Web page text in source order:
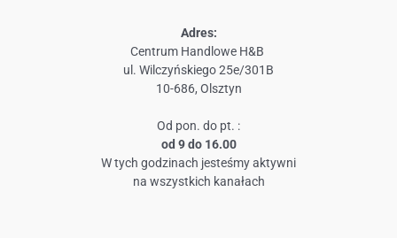
Adres:
Centrum Handlowe H&B
ul. Wilczyńskiego 25e/301B
10-686, Olsztyn
Od pon. do pt. :
od 9 do 16.00
W tych godzinach jesteśmy aktywni
na wszystkich kanałach